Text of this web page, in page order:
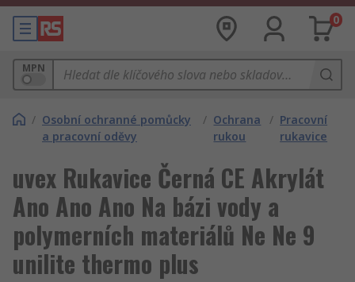
0
MPN
/ Osobní ochranné pomůcky
a pracovní oděvy
/ Ochrana
rukou
/ Pracovní
rukavice
uvex Rukavice Černá CE Akrylát
Ano Ano Ano Na bázi vody a
polymerních materiálů Ne Ne 9
unilite thermo plus